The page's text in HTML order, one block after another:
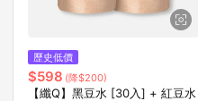
歷史低價
$598 (降$200)
【纖Q】黑豆水 [30入] + 紅豆水